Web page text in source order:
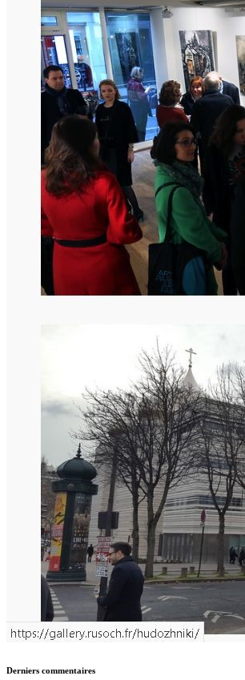
Derniers commentaires